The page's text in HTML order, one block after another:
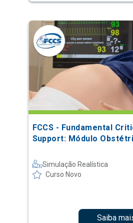
FCCS - Fundamental
Support: Módulo
Simulação Realística
Curso Novo
Saiba